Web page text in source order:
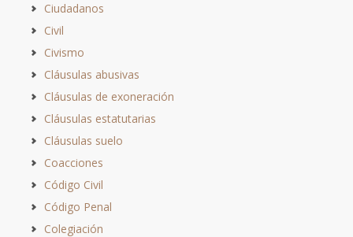
Ciudadanos
Civil
Civismo
Cláusulas abusivas
Cláusulas de exoneración
Cláusulas estatutarias
Cláusulas suelo
Coacciones
Código Civil
Código Penal
Colegiación